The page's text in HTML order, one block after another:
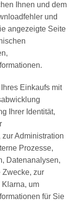
Ihnen und dem
und
angezeigte Seite
Einkaufs mit
Ihrer Identität,
Administration
Prozesse,
Datenanalysen,
Zwecke, zur
um
für Sie